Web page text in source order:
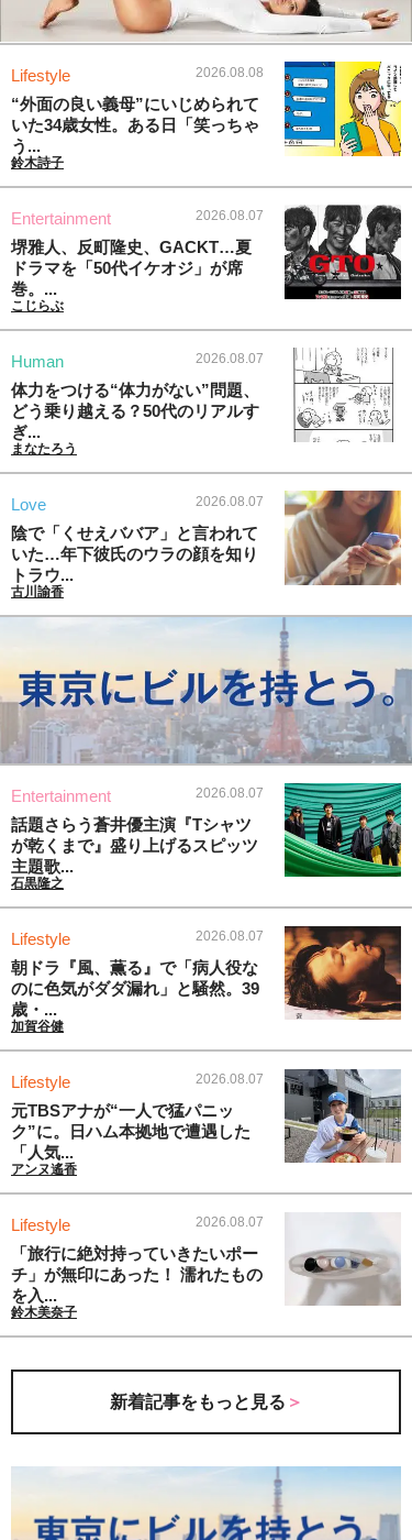
Lifestyle 2026.08.08
“外面の良い義母”にいじめられて
いた34歳女性。ある日「笑っちゃ
う...
鈴木詩子
Entertainment 2026.08.07
堺雅人、反町隆史、GACKT…夏
ドラマを「50代イケオジ」が席
巻。...
こじらぶ
Human 2026.08.07
体力をつける“体力がない”問題、
どう乗り越える？50代のリアルす
ぎ...
まなたろう
Love 2026.08.07
陰で「くせえババア」と言われて
いた…年下彼氏のウラの顔を知り
トラウ...
古川諭香
Entertainment 2026.08.07
話題さらう蒼井優主演『Tシャツ
が乾くまで』盛り上げるスピッツ
主題歌...
石黒隆之
Lifestyle 2026.08.07
朝ドラ『風、薫る』で「病人役な
のに色気がダダ漏れ」と騒然。39
歳・...
加賀谷健
Lifestyle 2026.08.07
元TBSアナが“一人で猛パニッ
ク”に。日ハム本拠地で遭遇した
「人気...
アンヌ遙香
Lifestyle 2026.08.07
「旅行に絶対持っていきたいポー
チ」が無印にあった！ 濡れたもの
を入...
鈴木美奈子
新着記事をもっと見る